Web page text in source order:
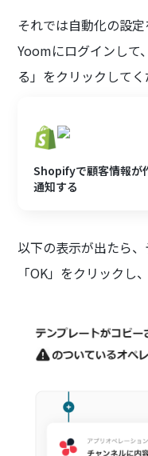
それでは自動化の設
Yoomにログインして
る」をクリックしてく
Shopifyで顧客情報が
通知する
以下の表示が出たら、
「OK」をクリックし